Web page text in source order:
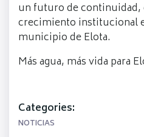
un futuro de
crecimiento institucional
municipio de Elota.
Más agua, más vida para
Categories:
NOTICIAS